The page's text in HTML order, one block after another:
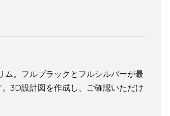
ム。フルブラックとフルシルバーが最
3D設計図を作成し、ご確認いただけ